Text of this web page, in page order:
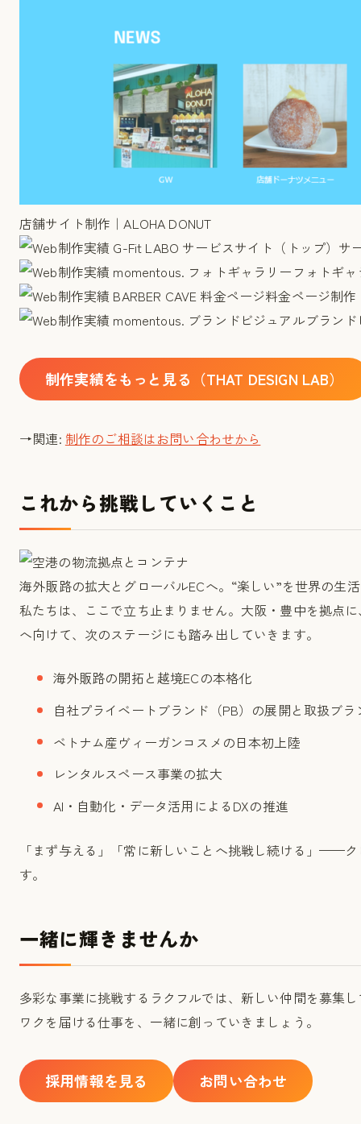
店舗サイト制作｜ALOHA DONUT
サ
フォトギ
料金ページ制作
ブラン
制作実績をもっと見る（THAT DESIGN LAB）
→関連: 制作のご相談はお問い合わせから
これから挑戦していくこと
海外販路の拡大とグローバルECへ。“楽しい”を世界の生
私たちは、ここで立ち止まりません。大阪・豊中を拠点
へ向けて、次のステージにも踏み出していきます。
海外販路の開拓と越境ECの本格化
自社プライベートブランド（PB）の展開と取扱ブ
ベトナム産ヴィーガンコスメの日本初上陸
レンタルスペース事業の拡大
AI・自動化・データ活用によるDXの推進
「まず与える」「常に新しいことへ挑戦し続ける」——
す。
一緒に輝きませんか
多彩な事業に挑戦するラクフルでは、新しい仲間を募集
ワクを届ける仕事を、一緒に創っていきましょう。
採用情報を見る お問い合わせ